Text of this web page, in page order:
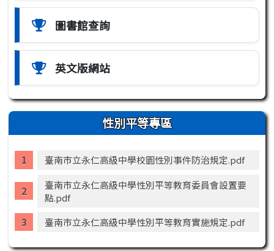
圖書館查詢
英文版網站
性別平等專區
臺南市立永仁高級中學校園性別事件防治規定.pdf
臺南市立永仁高級中學性別平等教育委員會設置要
點.pdf
臺南市立永仁高級中學性別平等教育實施規定.pdf